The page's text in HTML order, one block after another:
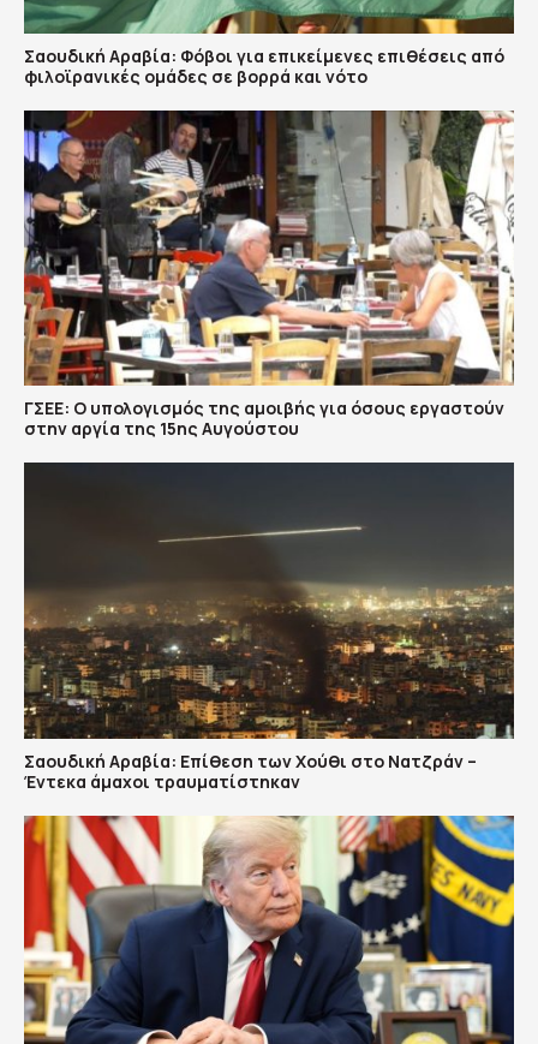
Σαουδική Αραβία: Φόβοι για επικείμενες επιθέσεις από
φιλοϊρανικές ομάδες σε βορρά και νότο
ΓΣΕΕ: Ο υπολογισμός της αμοιβής για όσους εργαστούν
στην αργία της 15ης Αυγούστου
Σαουδική Αραβία: Επίθεση των Χούθι στο Νατζράν –
Έντεκα άμαχοι τραυματίστηκαν